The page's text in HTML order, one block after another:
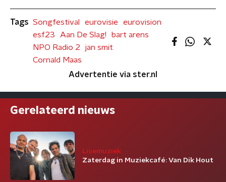
Tags Songfestival eurovisie
eurovision
esf23
Aan De Slag!
bart arens
NPO Radio 2
jan smit
Cornald Maas
Advertentie via ster.nl
Gerelateerd nieuws
Livemuziek
Zaterdag in Muziekcafé: Van Dik Hout